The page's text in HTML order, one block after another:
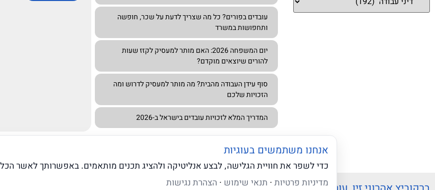
עובדים בפורים? כל מה שצריך לדעת על שכר, חופשה
ותחפושות במשרד
יום המשפחה 2026: האם מותר למעסיק לקזז שעות
להורים שיוצאים מוקדם?
סוף עידן העבודה מהבית? מה מותר למעסיק לדרוש ומה
הזכויות שלכם
המדריך המלא לזכויות עובדים בישראל ב-2026
אנחנו משתמשים בעוגיות
כדי לשפר את חוויית הגלישה, לבצע אנליטיקה ולהציג תכנים מותאמים. באפשרותך לאשר
מדיניות פרטיות · תנאי שימוש · הצהרת נגישות